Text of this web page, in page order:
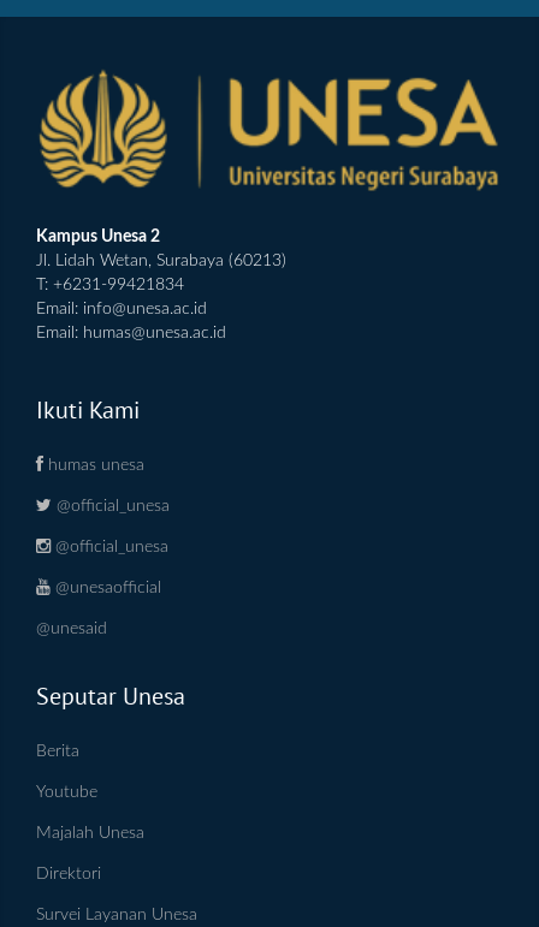
Kampus Unesa 2
Jl. Lidah Wetan, Surabaya (60213)
T: +6231-99421834
Email: info@unesa.ac.id
Email: humas@unesa.ac.id
Ikuti Kami
humas unesa
@official_unesa
@official_unesa
@unesaofficial
@unesaid
Seputar Unesa
Berita
Youtube
Majalah Unesa
Direktori
Survei Layanan Unesa